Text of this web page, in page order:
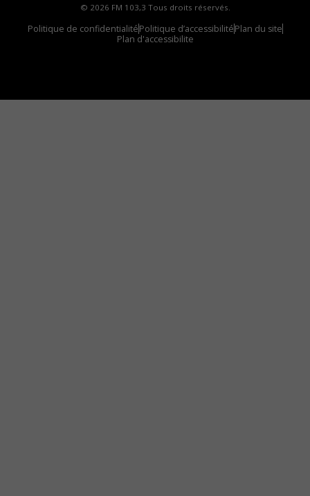
© 2026 FM 103,3 Tous droits réservés.
Politique de confidentialitéPolitique d’accessibilitéPlan du site
Plan d'accessibilite